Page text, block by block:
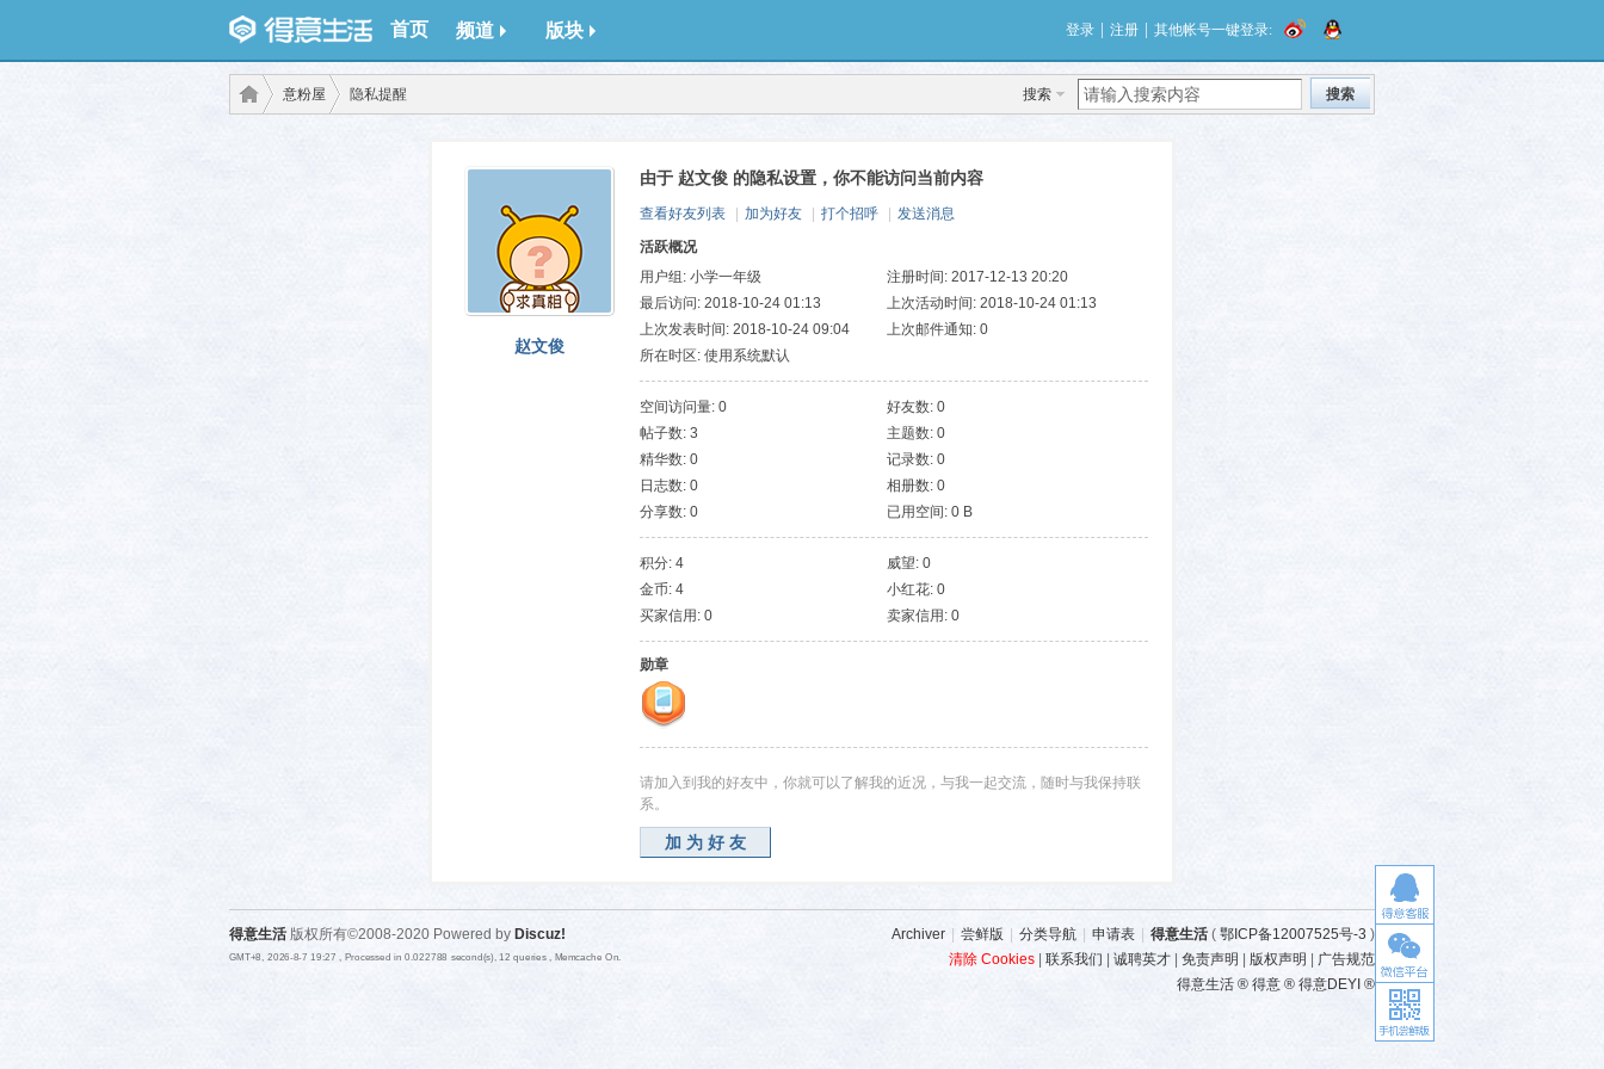
首页 频道 版块 登录 注册 其他帐号一键登录:
搜索 搜索
武汉
意粉屋 隐私提醒
赵文俊
由于 赵文俊 的隐私设置，你不能访问当前内容
查看好友列表 加为好友 打个招呼
发送消息
活跃概况
用户组: 小学一年级
注册时间: 2017-12-13 20:20
最后访问: 2018-10-24 01:13
上次活动时间: 2018-10-24 01:13
上次发表时间: 2018-10-24 09:04
上次邮件通知: 0
所在时区: 使用系统默认
空间访问量: 0
好友数: 0
帖子数: 3
主题数: 0
精华数: 0
记录数: 0
日志数: 0
相册数: 0
分享数: 0
已用空间: 0 B
积分: 4
威望: 0
金币: 4
小红花: 0
买家信用: 0
卖家信用: 0
勋章
请加入到我的好友中，你就可以了解我的近况，与我一起交流，随时与我保持联
系。
加为好友
Archiver 尝鲜版 分类导航 申请表 得意生活 ( 鄂ICP备12007525号-3 )
清除 Cookies
联系我们 诚聘英才 免责声明 版权声明
广告规范
得意生活 ® 得意 ® 得意DEYI ®
得意生活 版权所有©2008-2020 Powered by Discuz!
GMT+8, 2026-8-7 19:27 , Processed in 0.022788 second(s), 12 queries , Memcache On.